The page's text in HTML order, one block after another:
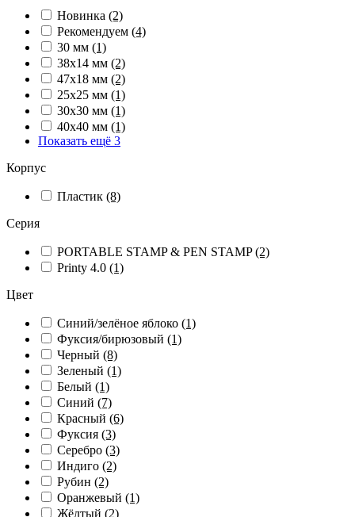
Новинка (2)
Рекомендуем (4)
30 мм (1)
38х14 мм (2)
47х18 мм (2)
25х25 мм (1)
30х30 мм (1)
40х40 мм (1)
Показать ещё 3
Корпус
Пластик (8)
Серия
PORTABLE STAMP & PEN STAMP(2)
Printy 4.0 (1)
Цвет
Синий/зелёное яблоко (1)
Фуксия/бирюзовый (1)
Черный (8)
Зеленый (1)
Белый (1)
Синий (7)
Красный (6)
Фуксия (3)
Серебро (3)
Индиго (2)
Рубин (2)
Оранжевый (1)
Жёлтый (2)